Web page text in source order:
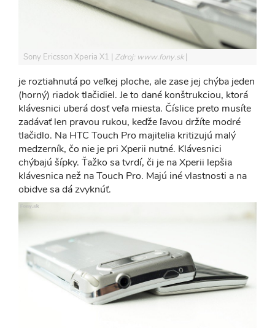
Sony Ericsson Xperia X1 Zdroj: www.fony.sk
je roztiahnutá po veľkej ploche, ale zase jej chýba jeden
(horný) riadok tlačidiel. Je to dané konštrukciou, ktorá
klávesnici uberá dosť veľa miesta. Číslice preto musíte
zadávať len pravou rukou, keďže ľavou držíte modré
tlačidlo. Na HTC Touch Pro majitelia kritizujú malý
medzerník, čo nie je pri Xperii nutné. Klávesnici
chýbajú šípky. Ťažko sa tvrdí, či je na Xperii lepšia
klávesnica než na Touch Pro. Majú iné vlastnosti a na
obidve sa dá zvyknúť.